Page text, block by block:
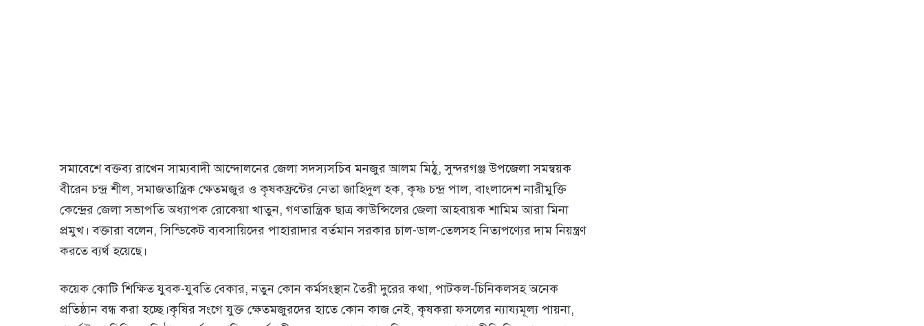
সমাবেশে বক্তব্য রাখেন সাম্যবাদী আন্দোলনের জেলা সদস্যসচিব মনজুর আলম মিঠু, সুন্দরগঞ্জ উপজেলা সমন্বয়ক
বীরেন চন্দ্র শীল, সমাজতান্ত্রিক ক্ষেতমজুর ও কৃষকফ্রন্টের নেতা জাহিদুল হক, কৃষ্ণ চন্দ্র পাল, বাংলাদেশ নারীমুক্তি
কেন্দ্রের জেলা সভাপতি অধ্যাপক রোকেয়া খাতুন, গণতান্ত্রিক ছাত্র কাউন্সিলের জেলা আহবায়ক শামিম আরা মিনা
প্রমুখ। বক্তারা বলেন, সিন্ডিকেট ব্যবসায়িদের পাহারাদার বর্তমান সরকার চাল-ডাল-তেলসহ নিত্যপণ্যের দাম নিয়ন্ত্রণ
করতে ব্যর্থ হয়েছে।
কয়েক কোটি শিক্ষিত যুবক-যুবতি বেকার, নতুন কোন কর্মসংস্থান তৈরী দুরের কথা, পাটকল-চিনিকলসহ অনেক
প্রতিষ্ঠান বন্ধ করা হচ্ছে।কৃষির সংগে যুক্ত ক্ষেতমজুরদের হাতে কোন কাজ নেই, কৃষকরা ফসলের ন্যায্যমূল্য পায়না,